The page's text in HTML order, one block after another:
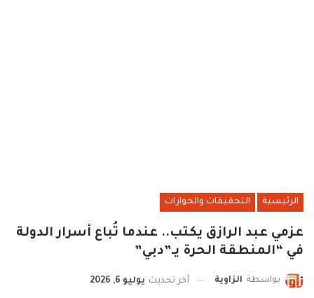
الرئيسية التحقيقات والحوارات
عزمي عبد الرازق يكتب.. عندما تُباع أسرار الدولة
في “المنطقة الحرة يـ”دبي”
بواسطة الزاوية آخر تحديث يوليو 6, 2026